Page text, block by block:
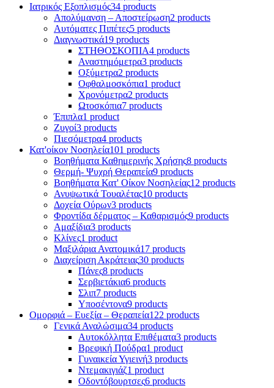
Ιατρικός Εξοπλισμός34 products
Απολύμανση – Αποστείρωση2 products
Αυτόματες Πιπέτες5 products
Διαγνωστικά19 products
ΣΤΗΘΟΣΚΟΠΙΑ4 products
Αναστημόμετρα3 products
Οξύμετρα2 products
Οφθαλμοσκόπια1 product
Χρονόμετρα2 products
Ωτοσκόπια7 products
Έπιπλα1 product
Ζυγοί3 products
Πιεσόμετρα4 products
Κατ'οίκον Νοσηλεία101 products
Βοηθήματα Καθημερινής Χρήσης8 products
Θερμή- Ψυχρή Θεραπεία9 products
Βοηθήματα Κατ' Οίκον Νοσηλείας12 products
Ανυψωτικά Τουαλέτας10 products
Δοχεία Ούρων3 products
Φροντίδα δέρματος – Καθαρισμός9 products
Αμαξίδια3 products
Κλίνες1 product
Μαξιλάρια Ανατομικά17 products
Διαχείριση Ακράτειας30 products
Πάνες8 products
Σερβιετάκια6 products
Σλιπ7 products
Υποσέντονα9 products
Ομορφιά – Ευεξία – Θεραπεία122 products
Γενικά Αναλώσιμα34 products
Αυτοκόλλητα Επιθέματα3 products
Βρεφική Πούδρα1 product
Γυναικεία Υγιεινή3 products
Ντεμακιγιάζ1 product
Οδοντόβουρτσες6 products